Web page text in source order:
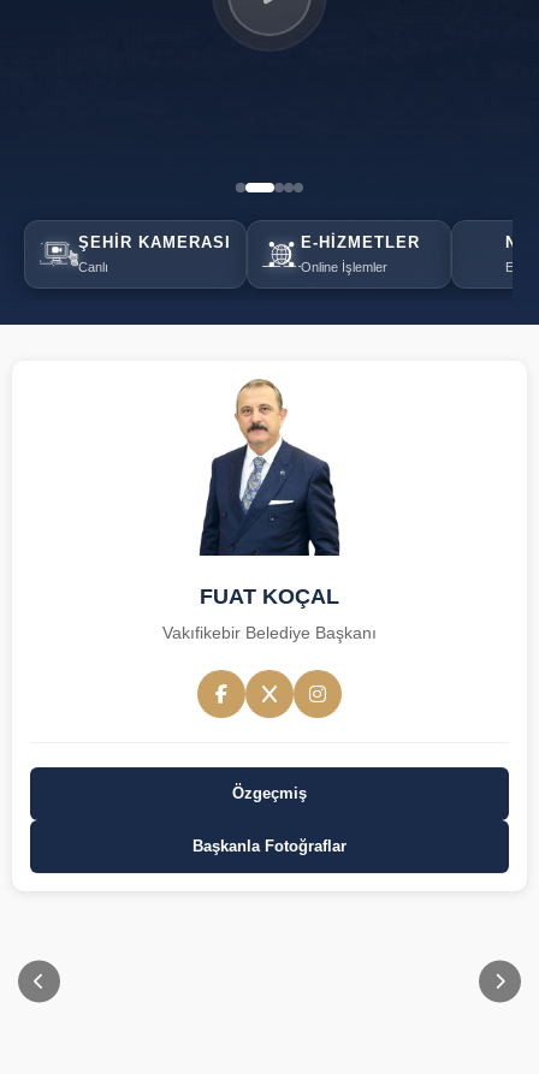
ŞEHIR KAMERASI
Canlı
E-HIZMETLER
Online İşlemler
FUAT KOÇAL
Vakıfikebir Belediye Başkanı
Özgeçmiş
Başkanla Fotoğraflar